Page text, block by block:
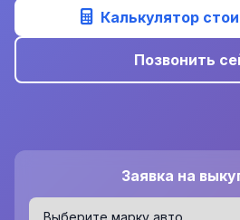
Калькулятор
Позвонить
Заявка на